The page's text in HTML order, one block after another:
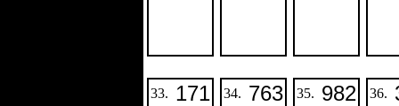
33. 171
34. 763
35. 982
36.